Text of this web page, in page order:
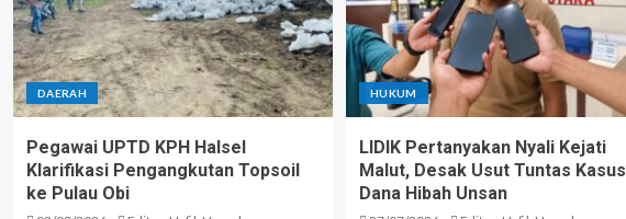
DAERAH
Pegawai UPTD KPH Halsel
Klarifikasi Pengangkutan Topsoil
ke Pulau Obi
HUKUM
LIDIK Pertanyakan Nyali Kejati
Malut, Desak Usut Tuntas Kasus
Dana Hibah Unsan